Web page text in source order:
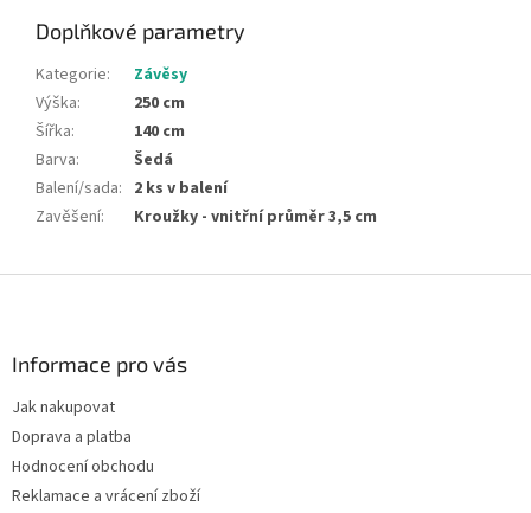
Doplňkové parametry
Kategorie:
Závěsy
Výška:
250 cm
Šířka:
140 cm
Barva:
Šedá
Balení/sada: 2 ks v balení
Zavěšení: Kroužky - vnitřní průměr 3,5 cm
Informace pro vás
Jak nakupovat
Doprava a platba
Hodnocení obchodu
Reklamace a vrácení zboží